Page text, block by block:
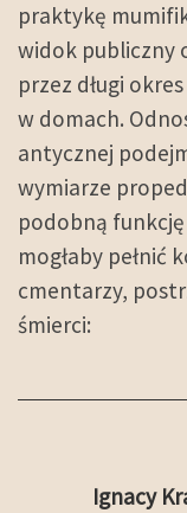
praktykę
widok publiczny
przez długi
w domach.
antycznej
wymiarze
podobną
mogłaby pełnić
cmentarzy,
śmierci:
Ignacy